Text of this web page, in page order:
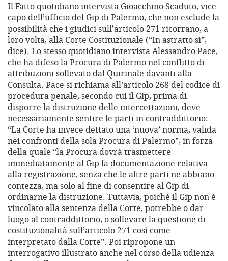
Il Fatto quotidiano intervista Gioacchino Scaduto, vice
capo dell’ufficio del Gip di Palermo, che non esclude la
possibilità che i giudici sull’articolo 271 ricorrano, a
loro volta, alla Corte Costituzionale (“In astratto sì”,
dice). Lo stesso quotidiano intervista Alessandro Pace,
che ha difeso la Procura di Palermo nel conflitto di
attribuzioni sollevato dal Quirinale davanti alla
Consulta. Pace si richiama all’articolo 268 del codice di
procedura penale, secondo cui il Gip, prima di
disporre la distruzione delle intercettazioni, deve
necessariamente sentire le parti in contraddittorio:
“La Corte ha invece dettato una ‘nuova’ norma, valida
nei confronti della sola Procura di Palermo”, in forza
della quale “la Procura dovrà trasmettere
immediatamente al Gip la documentazione relativa
alla registrazione, senza che le altre parti ne abbiano
contezza, ma solo al fine di consentire al Gip di
ordinarne la distruzione. Tuttavia, poiché il Gip non è
vincolato alla sentenza della Corte, potrebbe o dar
luogo al contraddittorio, o sollevare la questione di
costituzionalità sull’articolo 271 così come
interpretato dalla Corte”. Poi ripropone un
interrogativo illustrato anche nel corso della udienza